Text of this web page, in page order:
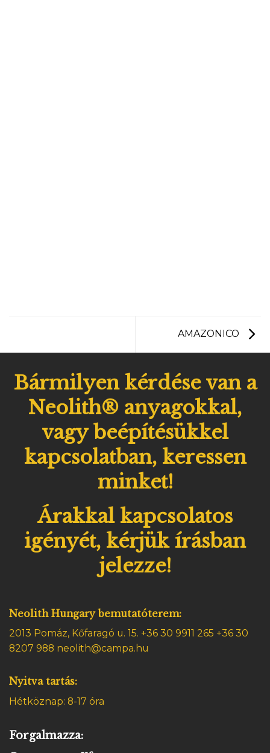
AMAZONICO
Bármilyen kérdése van a
Neolith® anyagokkal,
vagy beépítésükkel
kapcsolatban, keressen
minket!
Árakkal kapcsolatos
igényét, kérjük írásban
jelezze!
Neolith Hungary bemutatóterem:
2013 Pomáz, Kőfaragó u. 15. +36 30 9911 265 +36 30
8207 988 neolith@campa.hu
Nyitva tartás:
Hétköznap: 8-17 óra
Forgalmazza: